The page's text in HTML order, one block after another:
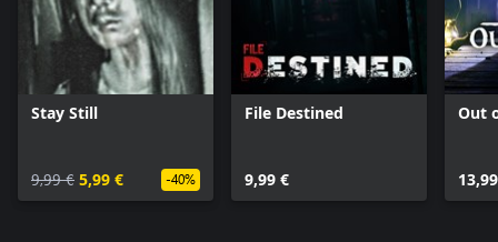
Stay Still
9,99 € 5,99 € -40%
File Destined
9,99 €
Out